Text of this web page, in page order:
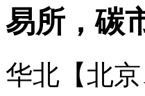
易所，碳
华北【北